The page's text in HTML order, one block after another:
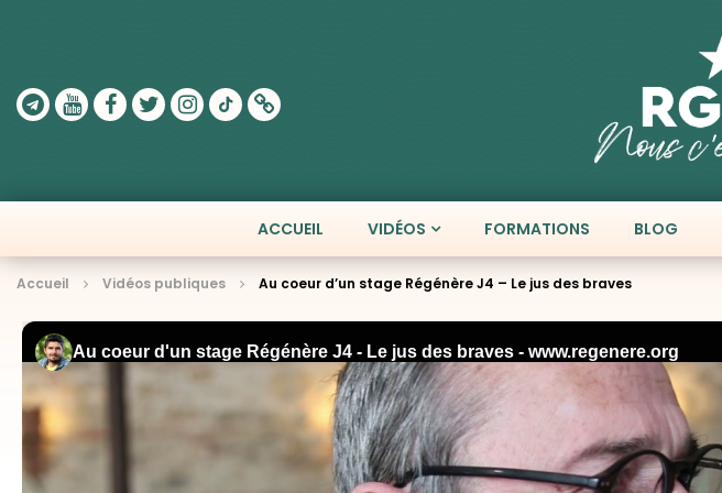
ACCUEIL VIDÉOS FORMATIONS BLOG
Accueil Vidéos publiques Au coeur d’un stage Régénère J4 – Le jus des braves